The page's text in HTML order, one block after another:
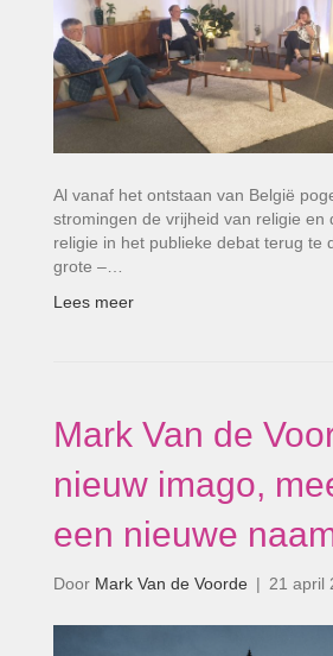
Al vanaf het ontstaan van België
stromingen de vrijheid van religie en
religie in het publieke debat terug te
grote –…
Lees meer
Mark Van de
nieuw imago,
een nieuwe
Door Mark Van de Voorde | 21 april